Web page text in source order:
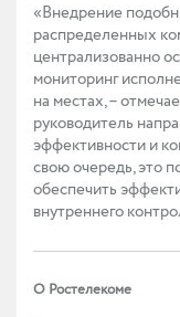
«Внедрение
распределенных
централизованно
мониторинг
на местах, –
руководитель
эффективности и
свою очередь, это
обеспечить
внутреннего
О Ростелекоме